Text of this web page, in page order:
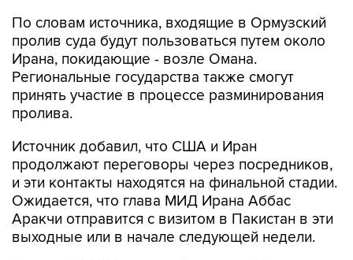
По словам источника, входящие в Ормузский
пролив суда будут пользоваться путем около
Ирана, покидающие - возле Омана.
Региональные государства также смогут
принять участие в процессе разминирования
пролива.
Источник добавил, что США и Иран
продолжают переговоры через посредников,
и эти контакты находятся на финальной стадии.
Ожидается, что глава МИД Ирана Аббас
Аракчи отправится с визитом в Пакистан в эти
выходные или в начале следующей недели.